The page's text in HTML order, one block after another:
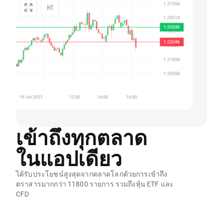
เข้าถึงทุกตลาด
ในแอปเดียว
ได้รับประโยชน์สูงสุดจากตลาดโลกด้วยการเข้าถึง
ตราสารมากกว่า 11800 รายการ รวมถึงหุ้น ETF และ
CFD